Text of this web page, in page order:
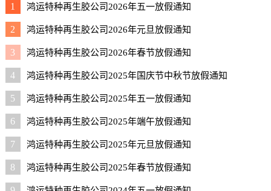
1 鸿运特种再生胶公司2026年五一放假通知
2 鸿运特种再生胶公司2026年元旦放假通知
3 鸿运特种再生胶公司2026年春节放假通知
4 鸿运特种再生胶公司2025年国庆节中秋节放假通知
5 鸿运特种再生胶公司2025年五一放假通知
6 鸿运特种再生胶公司2025年端午放假通知
7 鸿运特种再生胶公司2025年元旦放假通知
8 鸿运特种再生胶公司2025年春节放假通知